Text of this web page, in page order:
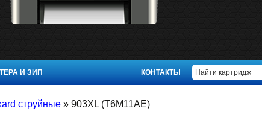
И ЗИП КОНТАКТЫ
струйные » 903XL (T6M11AE)